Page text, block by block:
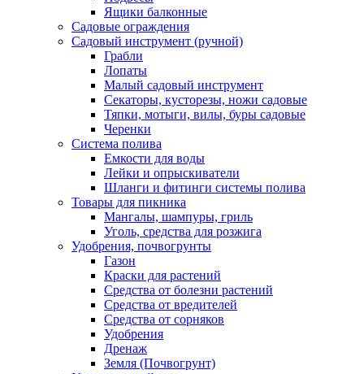
Ящики балконные
Садовые ограждения
Садовый инструмент (ручной)
Грабли
Лопаты
Малый садовый инструмент
Секаторы, кусторезы, ножи садовые
Тяпки, мотыги, вилы, буры садовые
Черенки
Система полива
Емкости для воды
Лейки и опрыскиватели
Шланги и фитинги системы полива
Товары для пикника
Мангалы, шампуры, гриль
Уголь, средства для розжига
Удобрения, почвогрунты
Газон
Краски для растений
Средства от болезни растений
Средства от вредителей
Средства от сорняков
Удобрения
Дренаж
Земля (Почвогрунт)